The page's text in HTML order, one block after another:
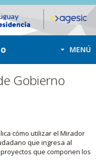
MENÚ
Gobierno
cómo utilizar el Mirador
que ingresa al
que componen los